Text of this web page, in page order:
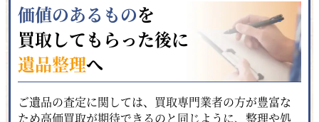
価値のあるものを
買取してもらった後に
遺品整理へ
ご遺品の査定に関しては、買取専門業者の方が豊富な
ため高価買取が期待できるのと同じように、整理や処